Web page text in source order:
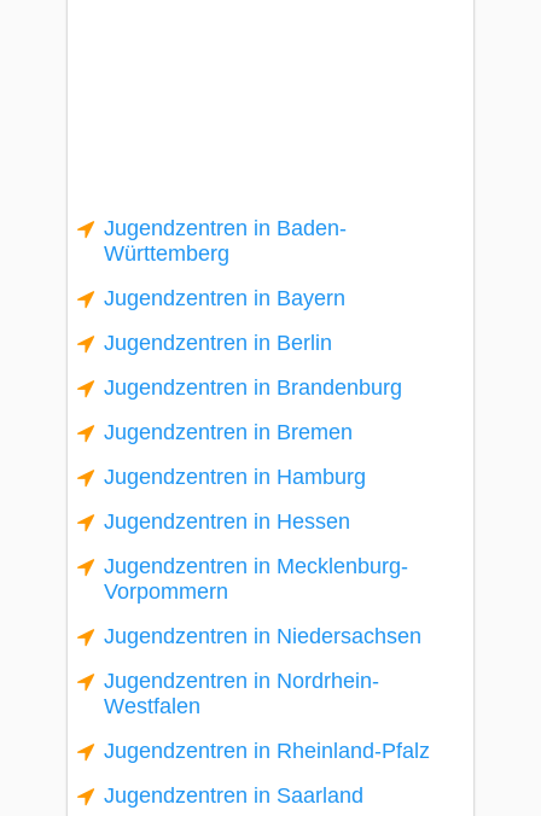
Jugendzentren in Baden-
Württemberg
Jugendzentren in Bayern
Jugendzentren in Berlin
Jugendzentren in Brandenburg
Jugendzentren in Bremen
Jugendzentren in Hamburg
Jugendzentren in Hessen
Jugendzentren in Mecklenburg-
Vorpommern
Jugendzentren in Niedersachsen
Jugendzentren in Nordrhein-
Westfalen
Jugendzentren in Rheinland-Pfalz
Jugendzentren in Saarland